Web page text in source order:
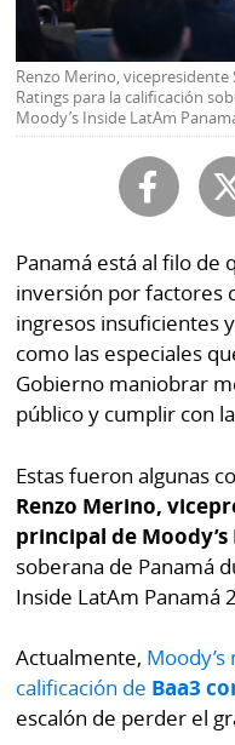
Catálogos
Lotería
Kiosko
Luctuosas
Autores
Notas
al
lector
Buenas
OTROS
SITIOS
Metro
Metro
Tienda
Panamá
Tiquetes
Cero
KM
Mi
Ellas
Club
La
Busca
Fácil
⌾
Hoy
Renzo Merino,
Ratings para la calificación
Moody’s Inside LatAm
Panamá está al filo de
inversión por factores
ingresos insuficientes
como las especiales
Gobierno maniobrar
público y cumplir con
Estas fueron algunas
Renzo Merino,
principal de Moody’s
soberana de Panamá
Inside LatAm Panamá
Actualmente,
calificación de Baa3
escalón de perder el